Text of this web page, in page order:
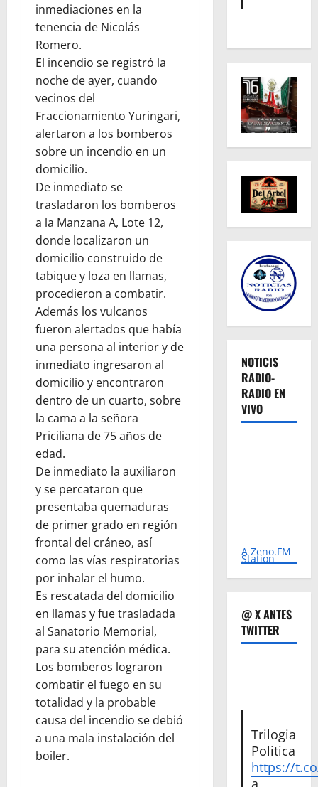
inmediaciones en la
tenencia de Nicolás
Romero.
El incendio se registró la
noche de ayer, cuando
vecinos del
Fraccionamiento Yuringari,
alertaron a los bomberos
sobre un incendio en un
domicilio.
De inmediato se
trasladaron los bomberos
a la Manzana A, Lote 12,
donde localizaron un
domicilio construido de
tabique y loza en llamas,
procedieron a combatir.
Además los vulcanos
fueron alertados que había
una persona al interior y de
inmediato ingresaron al
domicilio y encontraron
dentro de un cuarto, sobre
la cama a la señora
Priciliana de 75 años de
edad.
De inmediato la auxiliaron
y se percataron que
presentaba quemaduras
de primer grado en región
frontal del cráneo, así
como las vías respiratorias
por inhalar el humo.
Es rescatada del domicilio
en llamas y fue trasladada
al Sanatorio Memorial,
para su atención médica.
Los bomberos lograron
combatir el fuego en su
totalidad y la probable
causa del incendio se debió
a una mala instalación del
boiler.
NOTICIS
RADIO-
RADIO EN
VIVO
A Zeno.FM
Station
@ X ANTES
TWITTER
Trilogia
Politica
https://